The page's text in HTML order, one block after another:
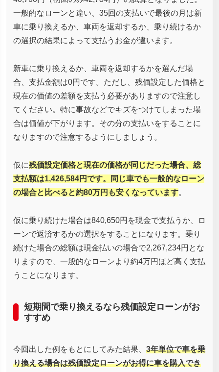
一般的なローンと違い、35回の支払いで最後の月は新
車に乗り換えるか、車両を返却するか、乗り続けるか
の選択の結果によって支払うお金が違います。
新車に乗り換えるか、車両を返却するかを選んだ場
合、支払金額は0円です。ただし、残価設定した価格と
現在の価値の差額を支払う必要がありますので注意し
てください。特に事故などでキズをつけてしまった場
合は価値が下がります。その分の支払いをすることに
なりますので注意するようにしましょう。
仮に残価設定価格と現在の価格が同じだった場合、総
支払額は1,426,584円です。同じ車でも一般的なローン
の場合と比べると約80万円も安くなっています。
仮に乗り続けた場合は840,650円を現金で支払うか、ロ
ーンで返済するかの選択をすることになります。乗り
続けた場合の総額は現金払いの場合で2,267,234円とな
りますので、一般的なローンより約4万円ほど高く支払
うことになります。
短期間で乗り換えるなら残価設定ローンがお
すすめ
今回出した例をもとにしてみた結果、 3年単位で車を乗
り換える場合は残価設定ローンがお得に車を購入でき